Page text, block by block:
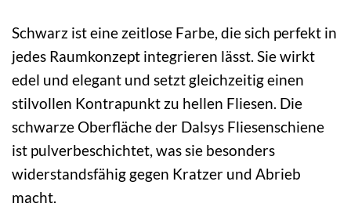
Schwarz ist eine zeitlose Farbe, die sich perfekt in
jedes Raumkonzept integrieren lässt. Sie wirkt
edel und elegant und setzt gleichzeitig einen
stilvollen Kontrapunkt zu hellen Fliesen. Die
schwarze Oberfläche der Dalsys Fliesenschiene
ist pulverbeschichtet, was sie besonders
widerstandsfähig gegen Kratzer und Abrieb
macht.